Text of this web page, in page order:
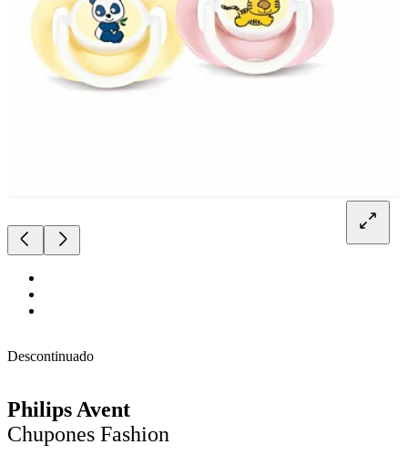
Descontinuado
Philips Avent
Chupones Fashion